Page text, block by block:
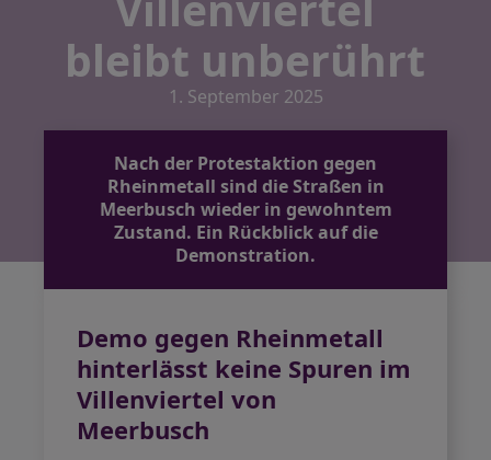
bleibt unberührt
1. September 2025
Nach der Protestaktion gegen
Rheinmetall sind die Straßen in
Meerbusch wieder in gewohntem
Zustand. Ein Rückblick auf die
Demonstration.
Demo gegen Rheinmetall
hinterlässt keine Spuren im
Villenviertel von
Meerbusch